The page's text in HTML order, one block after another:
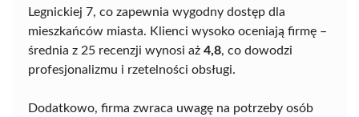
Legnickiej 7, co zapewnia wygodny dostęp dla
mieszkańców miasta. Klienci wysoko oceniają firmę –
średnia z 25 recenzji wynosi aż 4,8, co dowodzi
profesjonalizmu i rzetelności obsługi.
Dodatkowo, firma zwraca uwagę na potrzeby osób